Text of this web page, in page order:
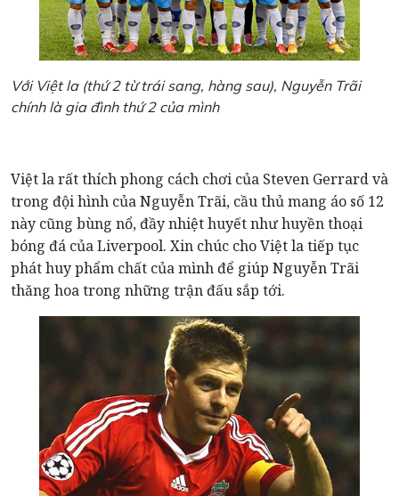
Với Việt la (thứ 2 từ trái sang, hàng sau), Nguyễn Trãi
chính là gia đình thứ 2 của mình
Việt la rất thích phong cách chơi của Steven Gerrard và
trong đội hình của Nguyễn Trãi, cầu thủ mang áo số 12
này cũng bùng nổ, đầy nhiệt huyết như huyền thoại
bóng đá của Liverpool. Xin chúc cho Việt la tiếp tục
phát huy phẩm chất của mình để giúp Nguyễn Trãi
thăng hoa trong những trận đấu sắp tới.